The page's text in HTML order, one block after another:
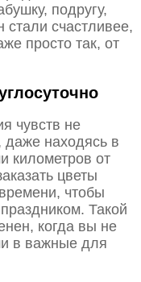
подругу,
счастливее,
просто так, от
чувств не
даже находясь в
километров от
цветы
чтобы
Такой
когда вы не
в важные для